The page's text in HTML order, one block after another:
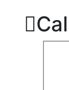
